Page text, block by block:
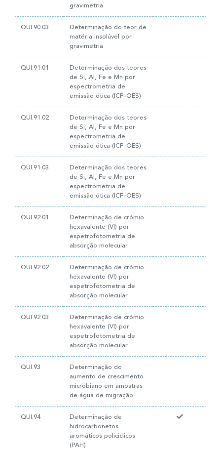
gravimetria
QUI.90.03
Determinação do teor de
matéria insolúvel por
gravimetria
QUI.91.01
Determinação dos teores
de Si, Al, Fe e Mn por
espectrometria de
emissão ótica (ICP-OES)
QUI.91.02
Determinação dos teores
de Si, Al, Fe e Mn por
espectrometria de
emissão ótica (ICP-OES)
QUI.91.03
Determinação dos teores
de Si, Al, Fe e Mn por
espectrometria de
emissão ótica (ICP-OES)
QUI.92.01
Determinação de crómio
hexavalente (VI) por
espetrofotometria de
absorção molecular
QUI.92.02
Determinação de crómio
hexavalente (VI) por
espetrofotometria de
absorção molecular
QUI.92.03
Determinação de crómio
hexavalente (VI) por
espetrofotometria de
absorção molecular
QUI.93
Determinação do
aumento de crescimento
microbiano em amostras
de água de migração
QUI.94
Determinação de
hidrocarbonetos
aromáticos policiclicos
(PAH)